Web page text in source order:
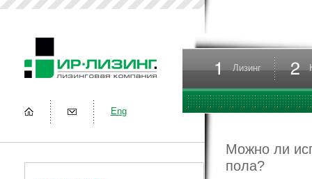
Eng
Лизинг
Можно ли
пола?